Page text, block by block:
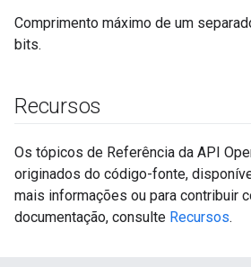
Comprimento máximo de um
bits.
Recursos
Os tópicos de Referência da API
originados do código-fonte,
mais informações ou para contribuir
documentação, consulte Recursos.